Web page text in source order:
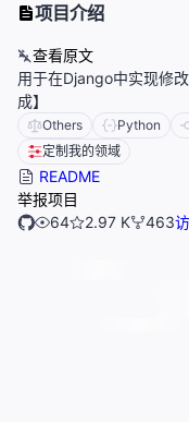
项目介绍
查看原文
用于在Django中实现修
成】
Others Python
定制我的领域
README
举报项目
64
2.97 K 463